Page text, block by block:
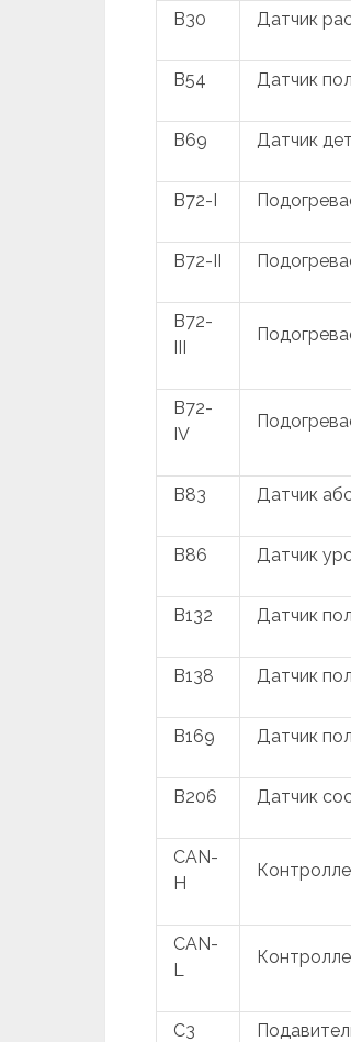
B30 Датчик
B54 Датчик
B69 Датчик
B72-I
B72-II
B72-
III
B72-
IV
B83 Датчик
B86 Датчик
B132 Датчик
B138 Датчик
B169 Датчик
B206 Датчик
CAN-
H
CAN-
L
C3